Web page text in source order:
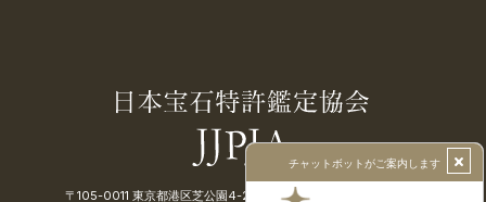
〒105-0011 東京都港区芝公園4-2-8